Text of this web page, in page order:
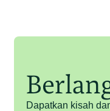
Dapatkan kisah